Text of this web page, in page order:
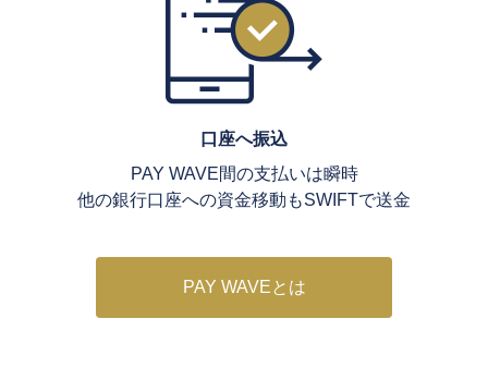
口座へ振込
PAY WAVE間の支払いは瞬時
他の銀行口座への資金移動もSWIFTで送金
PAY WAVEとは